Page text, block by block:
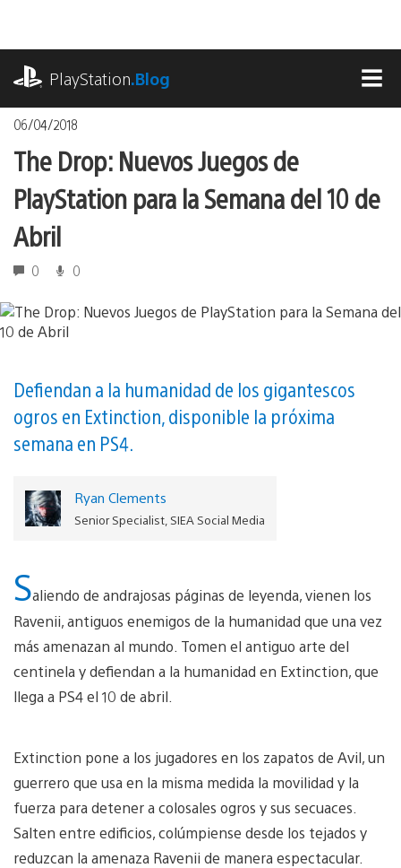
contenido
PlayStation.Blog
06/04/2018
The Drop: Nuevos Juegos de
PlayStation para la Semana del 10 de
Abril
0 0
Defiendan a la humanidad de los gigantescos
ogros en Extinction, disponible la próxima
semana en PS4.
Ryan Clements
Senior Specialist, SIEA Social Media
Saliendo de andrajosas páginas de leyenda, vienen los
Ravenii, antiguos enemigos de la humanidad que una vez
más amenazan al mundo. Tomen el antiguo arte del
centinela y defiendan a la humanidad en Extinction, que
llega a PS4 el 10 de abril.
Extinction pone a los jugadores en los zapatos de Avil, un
guerrero que usa en la misma medida la movilidad y la
fuerza para detener a colosales ogros y sus secuaces.
Salten entre edificios, colúmpiense desde los tejados y
reduzcan la amenaza Ravenii de manera espectacular.